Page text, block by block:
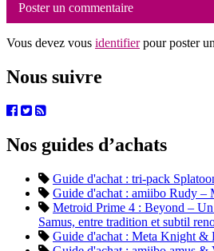
Poster un commentaire
Vous devez vous identifierpour poster
Nous suivre
Nos guides d’achats
Guide d'achat : tri-pack
Guide d'achat : amiibo Rudy –
Metroid Prime 4 : Beyond –
Samus, entre tradition et subtil
Guide d'achat : Meta Knight &